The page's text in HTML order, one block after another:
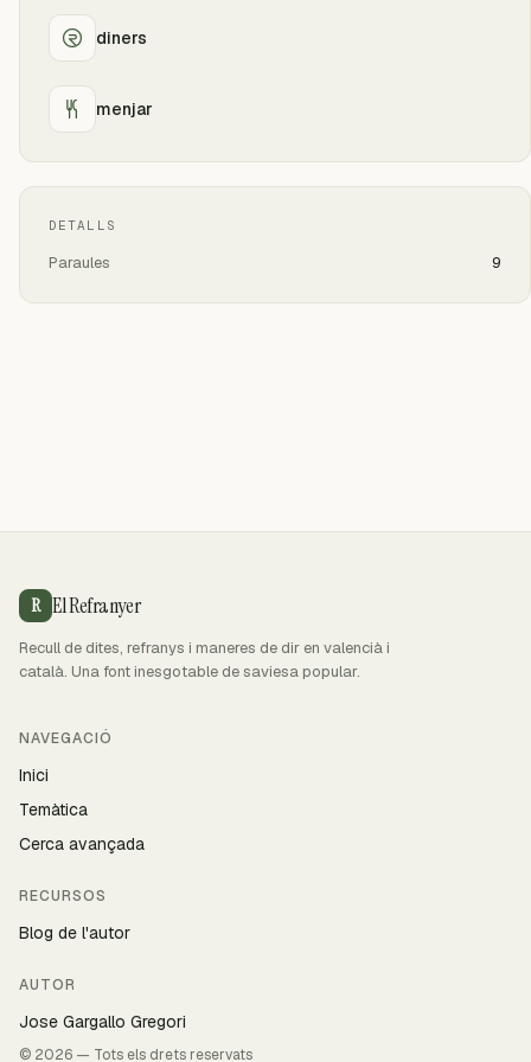
diners
menjar
DETALLS
Paraules 9
R El Refranyer
Recull de dites, refranys i maneres de dir en valencià i
català. Una font inesgotable de saviesa popular.
NAVEGACIÓ
Inici
Temàtica
Cerca avançada
RECURSOS
Blog de l'autor
AUTOR
Jose Gargallo Gregori
© 2026 — Tots els drets reservats